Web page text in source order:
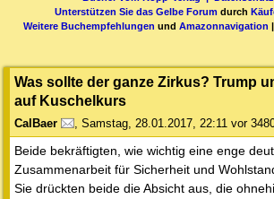
Unterstützen Sie das Gelbe Forum durch
Weitere Buchempfehlungen und Amazonnavigation |
Was sollte der ganze Zirkus? Trump
auf Kuschelkurs
CalBaer , Samstag, 28.01.2017, 22:11 vor
Beide bekräftigten, wie wichtig eine enge
Zusammenarbeit für Sicherheit und
Sie drückten beide die Absicht aus, die